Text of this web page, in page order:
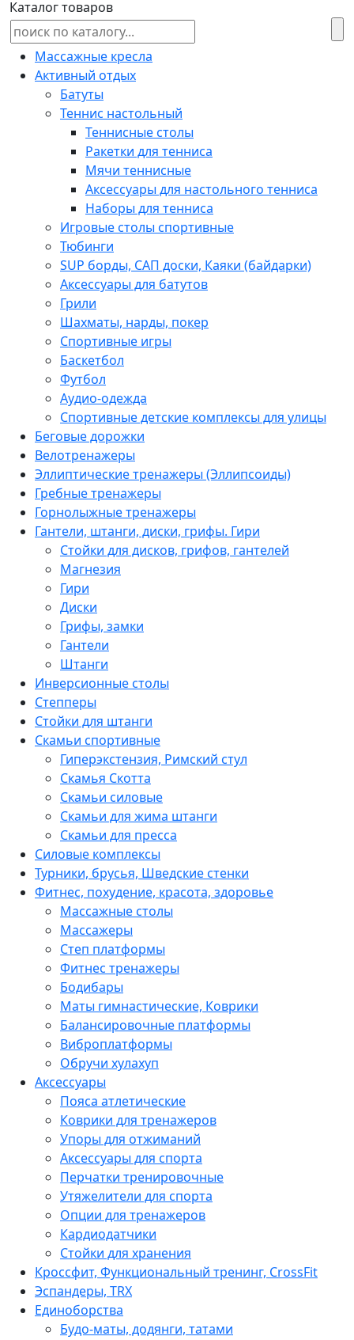
Каталог товаров
Массажные кресла
Активный отдых
Батуты
Теннис настольный
Теннисные столы
Ракетки для тенниса
Мячи теннисные
Аксессуары для настольного тенниса
Наборы для тенниса
Игровые столы спортивные
Тюбинги
SUP борды, САП доски, Каяки (байдарки)
Аксессуары для батутов
Грили
Шахматы, нарды, покер
Спортивные игры
Баскетбол
Футбол
Аудио-одежда
Спортивные детские комплексы для улицы
Беговые дорожки
Велотренажеры
Эллиптические тренажеры (Эллипсоиды)
Гребные тренажеры
Горнолыжные тренажеры
Гантели, штанги, диски, грифы. Гири
Стойки для дисков, грифов, гантелей
Магнезия
Гири
Диски
Грифы, замки
Гантели
Штанги
Инверсионные столы
Степперы
Стойки для штанги
Скамьи спортивные
Гиперэкстензия, Римский стул
Скамья Скотта
Скамьи силовые
Скамьи для жима штанги
Скамьи для пресса
Силовые комплексы
Турники, брусья, Шведские стенки
Фитнес, похудение, красота, здоровье
Массажные столы
Массажеры
Степ платформы
Фитнес тренажеры
Бодибары
Маты гимнастические, Коврики
Балансировочные платформы
Виброплатформы
Обручи хулахуп
Аксессуары
Пояса атлетические
Коврики для тренажеров
Упоры для отжиманий
Аксессуары для спорта
Перчатки тренировочные
Утяжелители для спорта
Опции для тренажеров
Кардиодатчики
Стойки для хранения
Кроссфит, Функциональный тренинг, CrossFit
Эспандеры, TRX
Единоборства
Будо-маты, додянги, татами